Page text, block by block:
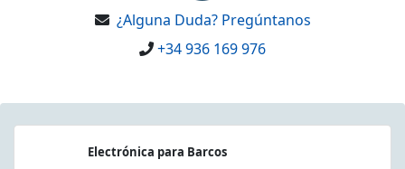
¿Alguna Duda? Pregúntanos
+34 936 169 976
Electrónica para Barcos